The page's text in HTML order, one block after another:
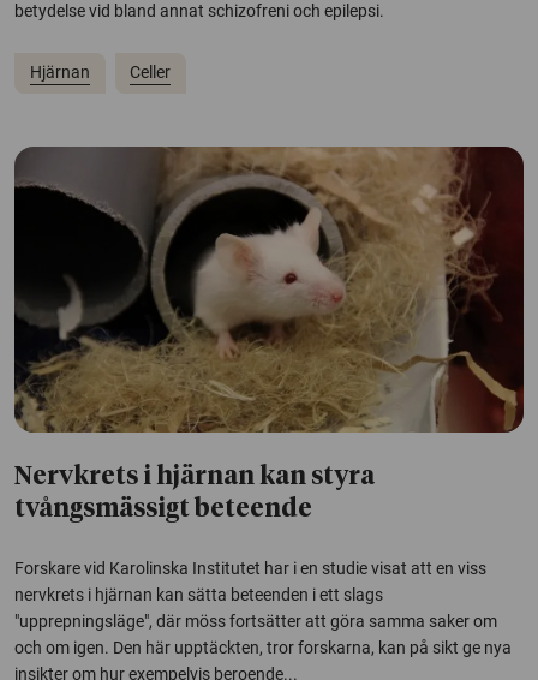
betydelse vid bland annat schizofreni och epilepsi.
Hjärnan Celler
Nervkrets i hjärnan kan styra
tvångsmässigt beteende
Forskare vid Karolinska Institutet har i en studie visat att en viss
nervkrets i hjärnan kan sätta beteenden i ett slags
"upprepningsläge", där möss fortsätter att göra samma saker om
och om igen. Den här upptäckten, tror forskarna, kan på sikt ge nya
insikter om hur exempelvis beroende...